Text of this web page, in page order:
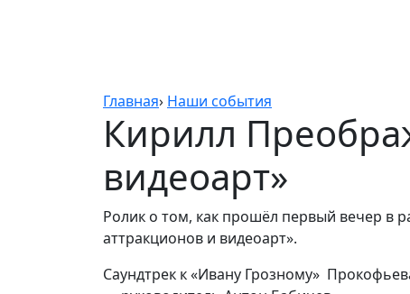
Главная› Наши события
Кирилл
видеоарт»
Ролик о том, как прошёл первый вечер в
аттракционов и видеоарт».
Саундтрек к «Ивану Грозному»